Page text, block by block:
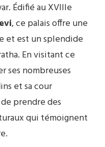
Édifié au XVIIIe
, ce palais offre une
et est un splendide
En visitant ce
ses nombreuses
et sa cour
prendre des
qui témoignent